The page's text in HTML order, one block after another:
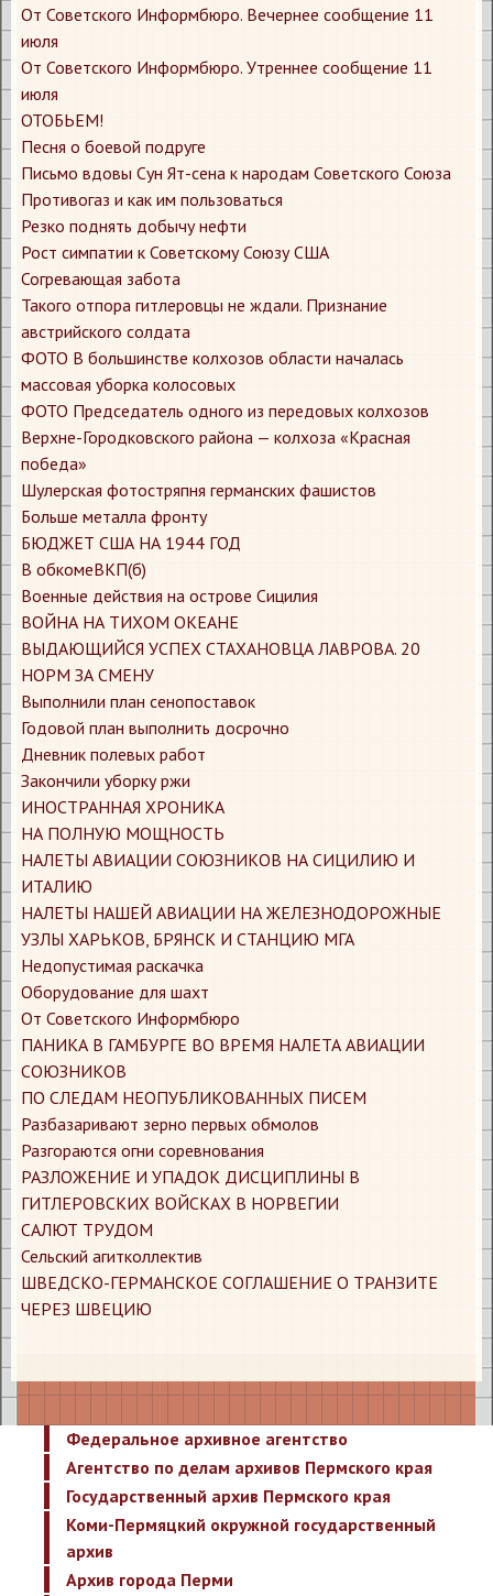
От Советского Информбюро. Вечернее сообщение 11
июля
От Советского Информбюро. Утреннее сообщение 11
июля
ОТОБЬЕМ!
Песня о боевой подруге
Письмо вдовы Сун Ят-сена к народам Советского Союза
Противогаз и как им пользоваться
Резко поднять добычу нефти
Рост симпатии к Советскому Союзу США
Согревающая забота
Такого отпора гитлеровцы не ждали. Признание
австрийского солдата
ФОТО В большинстве колхозов области началась
массовая уборка колосовых
ФОТО Председатель одного из передовых колхозов
Верхне-Городковского района — колхоза «Красная
победа»
Шулерская фотостряпня германских фашистов
​Больше металла фронту
​БЮДЖЕТ США НА 1944 ГОД
​В обкомеВКП(б)
​Военные действия на острове Сицилия
​ВОЙНА НА ТИХОМ ОКЕАНЕ
​ВЫДАЮЩИЙСЯ УСПЕХ СТАХАНОВЦА ЛАВРОВА. 20
НОРМ ЗА СМЕНУ
​Выполнили план сенопоставок
​Годовой план выполнить досрочно
​Дневник полевых работ
​Закончили уборку ржи
​ИНОСТРАННАЯ ХРОНИКА
​НА ПОЛНУЮ МОЩНОСТЬ
​НАЛЕТЫ АВИАЦИИ СОЮЗНИКОВ НА СИЦИЛИЮ И
ИТАЛИЮ
​НАЛЕТЫ НАШЕЙ АВИАЦИИ НА ЖЕЛЕЗНОДОРОЖНЫЕ
УЗЛЫ ХАРЬКОВ, БРЯНСК И СТАНЦИЮ МГА
​Недопустимая раскачка
​Оборудование для шахт
​От Советского Информбюро
​ПАНИКА В ГАМБУРГЕ ВО ВРЕМЯ НАЛЕТА АВИАЦИИ
СОЮЗНИКОВ
​ПО СЛЕДАМ НЕОПУБЛИКОВАННЫХ ПИСЕМ
​Разбазаривают зерно первых обмолов
​Разгораются огни соревнования
​РАЗЛОЖЕНИЕ И УПАДОК ДИСЦИПЛИНЫ В
ГИТЛЕРОВСКИХ ВОЙСКАХ В НОРВЕГИИ
​САЛЮТ ТРУДОМ
​Сельский агитколлектив
​ШВЕДСКО-ГЕРМАНСКОЕ СОГЛАШЕНИЕ О ТРАНЗИТЕ
ЧЕРЕЗ ШВЕЦИЮ
Федеральное архивное агентство
Агентство по делам архивов Пермского края
Государственный архив Пермского края
Коми-Пермяцкий окружной государственный
архив
Архив города Перми